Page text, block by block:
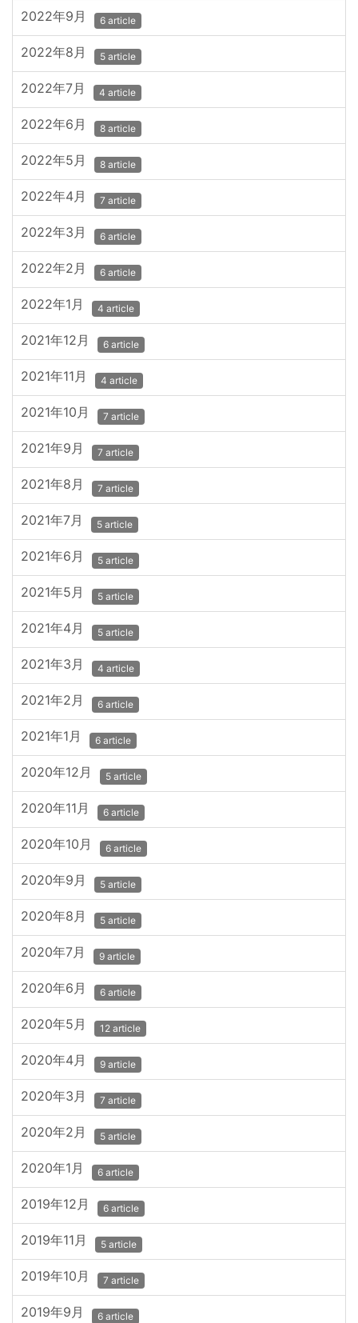
2022年9月 6 article
2022年8月 5 article
2022年7月 4 article
2022年6月 8 article
2022年5月 8 article
2022年4月 7 article
2022年3月 6 article
2022年2月 6 article
2022年1月 4 article
2021年12月 6 article
2021年11月 4 article
2021年10月 7 article
2021年9月 7 article
2021年8月 7 article
2021年7月 5 article
2021年6月 5 article
2021年5月 5 article
2021年4月 5 article
2021年3月 4 article
2021年2月 6 article
2021年1月 6 article
2020年12月 5 article
2020年11月 6 article
2020年10月 6 article
2020年9月 5 article
2020年8月 5 article
2020年7月 9 article
2020年6月 6 article
2020年5月 12 article
2020年4月 9 article
2020年3月 7 article
2020年2月 5 article
2020年1月 6 article
2019年12月 6 article
2019年11月 5 article
2019年10月 7 article
2019年9月 6 article